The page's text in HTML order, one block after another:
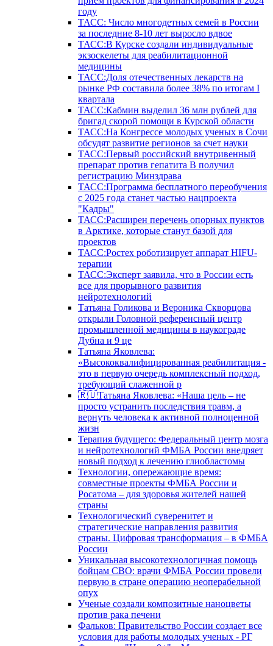
году
ТАСС: Число многодетных семей в России
за последние 8-10 лет выросло вдвое
ТАСС:В Курске создали индивидуальные
экзоскелеты для реабилитационной
медицины
ТАСС:Доля отечественных лекарств на
рынке РФ составила более 38% по итогам I
квартала
ТАСС:Кабмин выделил 36 млн рублей для
бригад скорой помощи в Курской области
ТАСС:На Конгрессе молодых ученых в Сочи
обсудят развитие регионов за счет науки
ТАСС:Первый российский внутривенный
препарат против гепатита В получил
регистрацию Минздрава
ТАСС:Программа бесплатного переобучения
с 2025 года станет частью нацпроекта
"Кадры"
ТАСС:Расширен перечень опорных пунктов
в Арктике, которые станут базой для
проектов
ТАСС:Ростех роботизирует аппарат HIFU-
терапии
ТАСС:Эксперт заявила, что в России есть
все для прорывного развития
нейротехнологий
Татьяна Голикова и Вероника Скворцова
открыли Головной референсный центр
промышленной медицины в наукограде
Дубна и 9 це
Татьяна Яковлева:
«Высококвалифицированная реабилитация -
это в первую очередь комплексный подход,
требующий слаженной р
🇷🇺Татьяна Яковлева: «Наша цель – не
просто устранить последствия травм, а
вернуть человека к активной полноценной
жизн
Терапия будущего: Федеральный центр мозга
и нейротехнологий ФМБА России внедряет
новый подход к лечению глиобластомы
Технологии, опережающие время:
совместные проекты ФМБА России и
Росатома – для здоровья жителей нашей
страны
Технологический суверенитет и
стратегические направления развития
страны. Цифровая трансформация – в ФМБА
России
Уникальная высокотехнологичная помощь
бойцам СВО: врачи ФМБА России провели
первую в стране операцию неоперабельной
опух
Ученые создали композитные наноцветы
против рака печени
Фальков: Правительство России создает все
условия для работы молодых ученых - РГ